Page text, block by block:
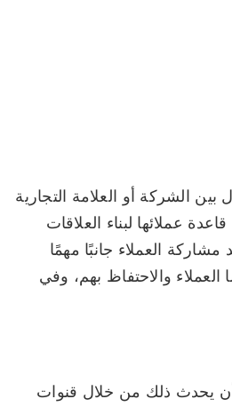
الشركة أو العلامة التجارية
عملائها لبناء العلاقات
مشاركة العملاء جانبًا مهمًا
والاحتفاظ بهم، وفي
يحدث ذلك من خلال قنوات